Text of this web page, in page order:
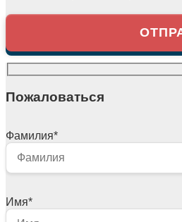
Пожаловаться
Фамилия*
Имя*